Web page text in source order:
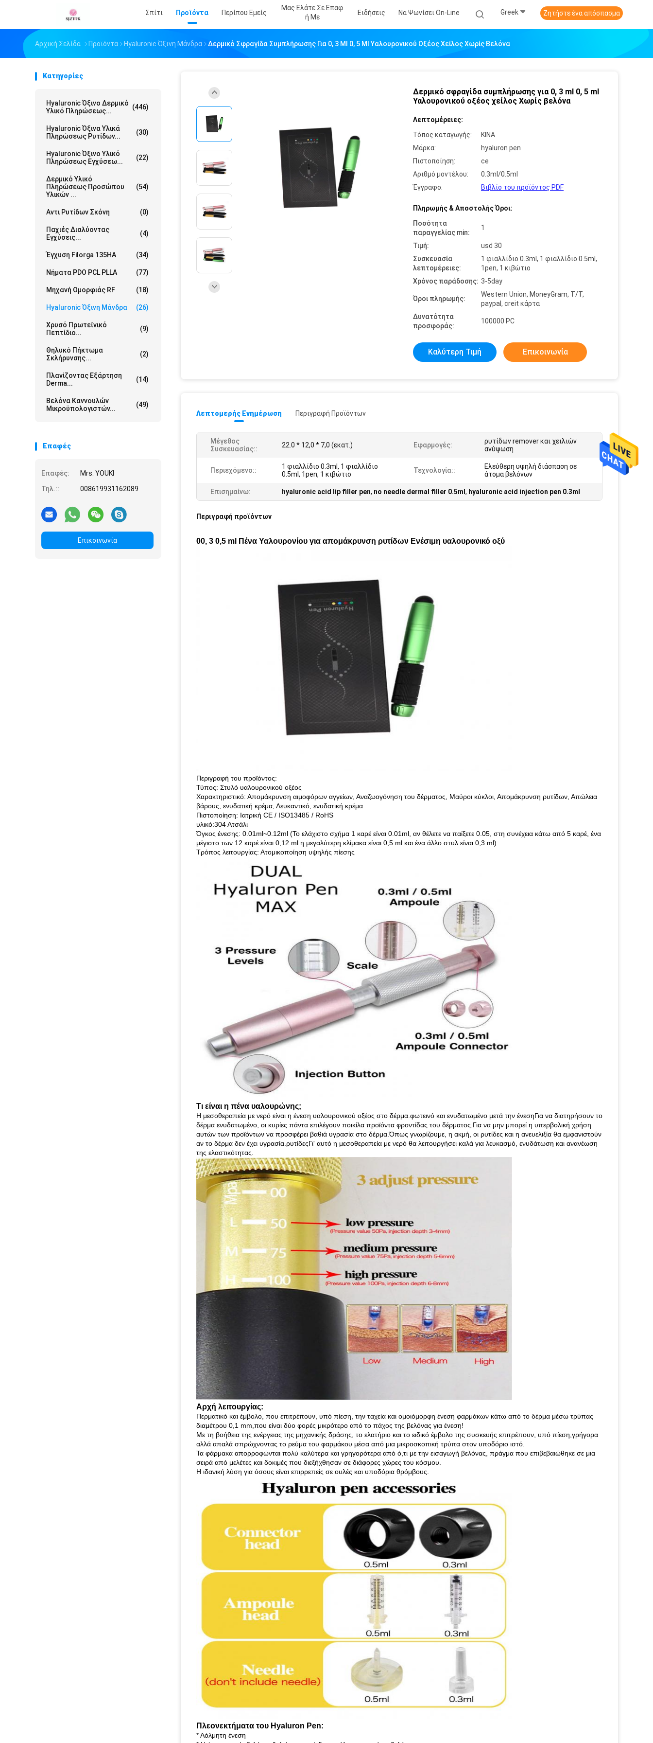
Σπίτι Προϊόντα Περίπου Εμείς
Μας Ελάτε Σε Επαφ
Ή Με
Ειδήσεις Να Ψωνίσει On-Line Greek Ζητήστε ένα απόσπασμα
Αρχική Σελίδα Προϊόντα Hyaluronic Όξινη Μάνδρα Δερμικό Σφραγίδα Συμπλήρωσης Για 0, 3 Ml 0, 5 Ml Υαλουρονικού Οξέος Χείλος Χωρίς Βελόνα
Κατηγορίες
Hyaluronic Όξινο Δερμικό
Υλικό Πληρώσεως...
(446)
Hyaluronic Όξινα Υλικά
Πληρώσεως Ρυτίδων...
(30)
Hyaluronic Όξινο Υλικό
Πληρώσεως Εγχύσεω...
(22)
Δερμικό Υλικό
Πληρώσεως Προσώπου
Υλικών ...
(54)
Αντι Ρυτίδων Σκόνη (0)
Παχιές Διαλύοντας
Εγχύσεις...
(4)
Έγχυση Filorga 135HA (34)
Νήματα PDO PCL PLLA (77)
Μηχανή Ομορφιάς RF (18)
Hyaluronic Όξινη Μάνδρα (26)
Χρυσό Πρωτεϊνικό
Πεπτίδιο...
(9)
Θηλυκό Πήκτωμα
Σκλήρυνσης...
(2)
Πλανίζοντας Εξάρτηση
Derma...
(14)
Βελόνα Καννουλών
Μικροϋπολογιστών...
(49)
Επαφές
Επαφές:
Mrs. YOUKI
Τηλ.::
008619931162089
Επικοινωνία
Δερμικό σφραγίδα συμπλήρωσης για 0, 3 ml 0, 5 ml
Υαλουρονικού οξέος χείλος Χωρίς βελόνα
Λεπτομέρειες:
Τόπος καταγωγής:
ΚΙΝΑ
Μάρκα:
hyaluron pen
Πιστοποίηση:
ce
Αριθμό μοντέλου:
0.3ml/0.5ml
Έγγραφο:
Βιβλίο του προϊόντος PDF
Πληρωμής & Αποστολής Όροι:
Ποσότητα
παραγγελίας min:
1
Τιμή:
usd 30
Συσκευασία
λεπτομέρειες:
1 φιαλλίδιο 0.3ml, 1 φιαλλίδιο 0.5ml,
1pen, 1 κιβώτιο
Χρόνος παράδοσης: 3-5day
Όροι πληρωμής:
Western Union, MoneyGram, T/T,
paypal, creit κάρτα
Δυνατότητα
προσφοράς:
100000 PC
Καλύτερη Τιμή Επικοινωνία
Λεπτομερής Ενημέρωση Περιγραφή Προϊόντων
Μέγεθος
Συσκευασίας::
22.0 * 12,0 * 7,0 (εκατ.) Εφαρμογές:
ρυτίδων remover και χειλιών
ανύψωση
Περιεχόμενο::
1 φιαλλίδιο 0.3ml, 1 φιαλλίδιο
0.5ml, 1pen, 1 κιβώτιο
Τεχνολογία::
Ελεύθερη υψηλή διάσπαση σε
άτομα βελόνων
Επισημαίνω: hyaluronic acid lip filler pen, no needle dermal filler 0.5ml , hyaluronic acid injection pen 0.3ml
Περιγραφή προϊόντων
00, 3 0,5 ml Πένα Υαλουρονίου για απομάκρυνση ρυτίδων Ενέσιμη υαλουρονικό οξύ
Περιγραφή του προϊόντος:
Τύπος: Στυλό υαλουρονικού οξέος
Χαρακτηριστικό: Απομάκρυνση αιμοφόρων αγγείων, Αναζωογόνηση του δέρματος, Μαύροι κύκλοι, Απομάκρυνση ρυτίδων, Απώλεια
βάρους, ενυδατική κρέμα, Λευκαντικό, ενυδατική κρέμα
Πιστοποίηση: Ιατρική CE / ISO13485 / RoHS
υλικό:304 Ατσάλι
Όγκος ένεσης: 0.01ml~0.12ml (Το ελάχιστο σχήμα 1 καρέ είναι 0.01ml, αν θέλετε να παίξετε 0.05, στη συνέχεια κάτω από 5 καρέ, ένα
μέγιστο των 12 καρέ είναι 0,12 ml η μεγαλύτερη κλίμακα είναι 0,5 ml και ένα άλλο στυλ είναι 0,3 ml)
Τρόπος λειτουργίας: Ατομικοποίηση υψηλής πίεσης
Τι είναι η πένα υαλουρώνης;
Η μεσοθεραπεία με νερό είναι η ένεση υαλουρονικού οξέος στο δέρμα.φωτεινό και ενυδατωμένο μετά την ένεσηΓια να διατηρήσουν το
δέρμα ενυδατωμένο, οι κυρίες πάντα επιλέγουν ποικίλα προϊόντα φροντίδας του δέρματος.Για να μην μπορεί η υπερβολική χρήση
αυτών των προϊόντων να προσφέρει βαθιά υγρασία στο δέρμα.Όπως γνωρίζουμε, η ακμή, οι ρυτίδες και η ανευελιξία θα εμφανιστούν
αν το δέρμα δεν έχει υγρασία.ρυτίδεςΓι' αυτό η μεσοθεραπεία με νερό θα λειτουργήσει καλά για λευκασμό, ενυδάτωση και ανανέωση
της ελαστικότητας.
Αρχή λειτουργίας:
Περματικό και έμβολο, που επιτρέπουν, υπό πίεση, την ταχεία και ομοιόμορφη ένεση φαρμάκων κάτω από το δέρμα μέσω τρύπας
διαμέτρου 0,1 mm,που είναι δύο φορές μικρότερο από το πάχος της βελόνας για ένεση!
Με τη βοήθεια της ενέργειας της μηχανικής δράσης, το ελατήριο και το ειδικό έμβολο της συσκευής επιτρέπουν, υπό πίεση,γρήγορα
αλλά απαλά σπρώχνοντας το ρεύμα του φαρμάκου μέσα από μια μικροσκοπική τρύπα στον υποδόριο ιστό.
Τα φάρμακα απορροφώνται πολύ καλύτερα και γρηγορότερα από ό,τι με την εισαγωγή βελόνας, πράγμα που επιβεβαιώθηκε σε μια
σειρά από μελέτες και δοκιμές που διεξήχθησαν σε διάφορες χώρες του κόσμου.
Η ιδανική λύση για όσους είναι επιρρεπείς σε ουλές και υποδόρια θρόμβους.
Πλεονεκτήματα του Hyaluron Pen:
* Αόλμητη ένεση